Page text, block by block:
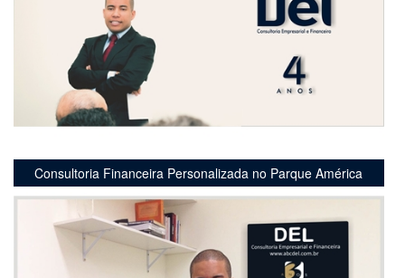
Consultoria Financeira Personalizada no Parque América